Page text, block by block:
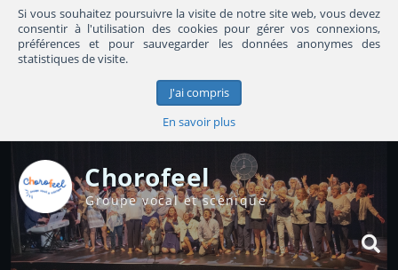
Si vous souhaitez poursuivre la visite de notre site web, vous devez
consentir à l'utilisation des cookies pour gérer vos connexions,
préférences et pour sauvegarder les données anonymes des
statistiques de visite.
J'ai compris
En savoir plus
Chorofeel
Groupe vocal et scénique